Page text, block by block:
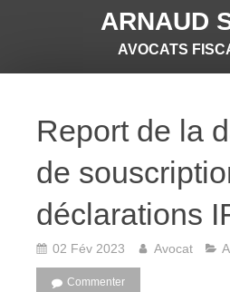
ARNAUD
AVOCATS
Report de la
de
déclarations
02 Fév 2023 Avocat
Commenter